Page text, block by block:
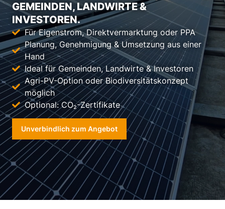
GEMEINDEN, LANDWIRTE &
INVESTOREN.
Für Eigenstrom, Direktvermarktung oder PPA
Planung, Genehmigung & Umsetzung aus einer
Hand
Ideal für Gemeinden, Landwirte & Investoren
Agri-PV-Option oder Biodiversitätskonzept
möglich
Optional: CO₂-Zertifikate
Unverbindlich zum Angebot